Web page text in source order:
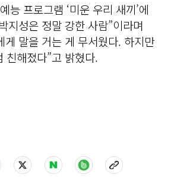
능 프로그램 ‘미운 우리 새끼’에
지성은 정말 강한 사람”이라며
게 말을 거는 게 무서웠다. 하지만
친해졌다”고 밝혔다.